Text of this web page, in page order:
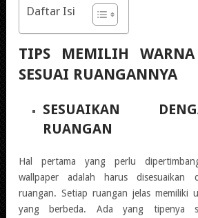
Daftar Isi
TIPS MEMILIH WARNA
SESUAI RUANGANNYA
SESUAIKAN
RUANGAN
Hal pertama yang perlu
wallpaper adalah harus disesuaikan
ruangan. Setiap ruangan jelas memiliki
yang berbeda. Ada yang tipenya